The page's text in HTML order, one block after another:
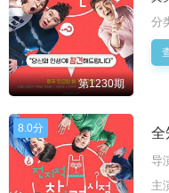
第1230期
分
8.0分 全
导
主